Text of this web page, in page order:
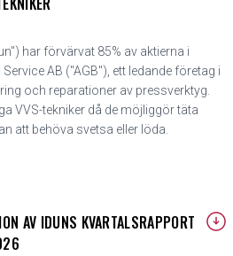
har förvärvat 85% av aktierna i
AB ("AGB"), ett ledande företag i
och reparationer av pressverktyg.
VVS-tekniker då de möjliggör täta
att behöva svetsa eller löda.
AV IDUNS KVARTALSRAPPORT